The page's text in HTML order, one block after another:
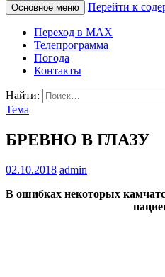
АГЕНТСТВО
«ВЕСТИ»)
Основное меню Перейти к
Переход в MAX
Телепрограмма
Погода
Контакты
Найти:
Тема
БРЕВНО В ГЛАЗУ
02.10.2018 admin
В ошибках некоторых